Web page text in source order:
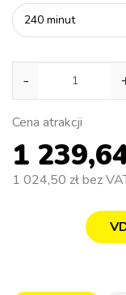
240 minut
-
Cena atrakcji
1
1 024,50 złbez